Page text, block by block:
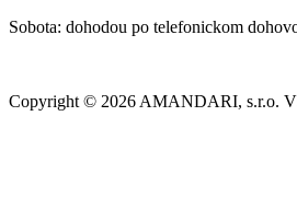
Sobota: dohodou po telefonickom
Copyright © 2026 AMANDARI, s.r.o.